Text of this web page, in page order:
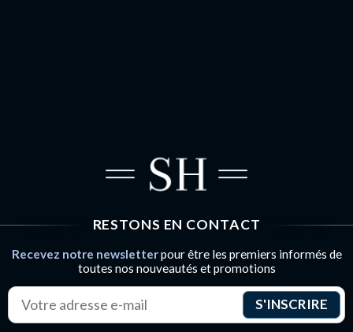
RESTONS EN CONTACT
Recevez notre newsletterpour être les premiers informés de
toutes nos nouveautés et promotions